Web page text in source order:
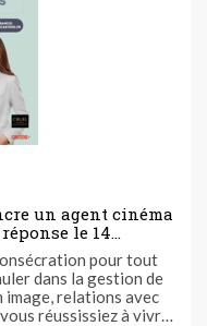
un agent cinéma
le 14
en ligne avec
pour tout
dans la gestion de
relations avec
réussissiez à vivre